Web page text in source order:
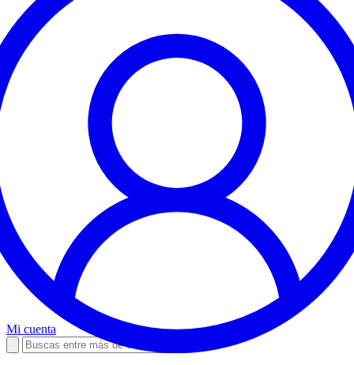
Mi cuenta